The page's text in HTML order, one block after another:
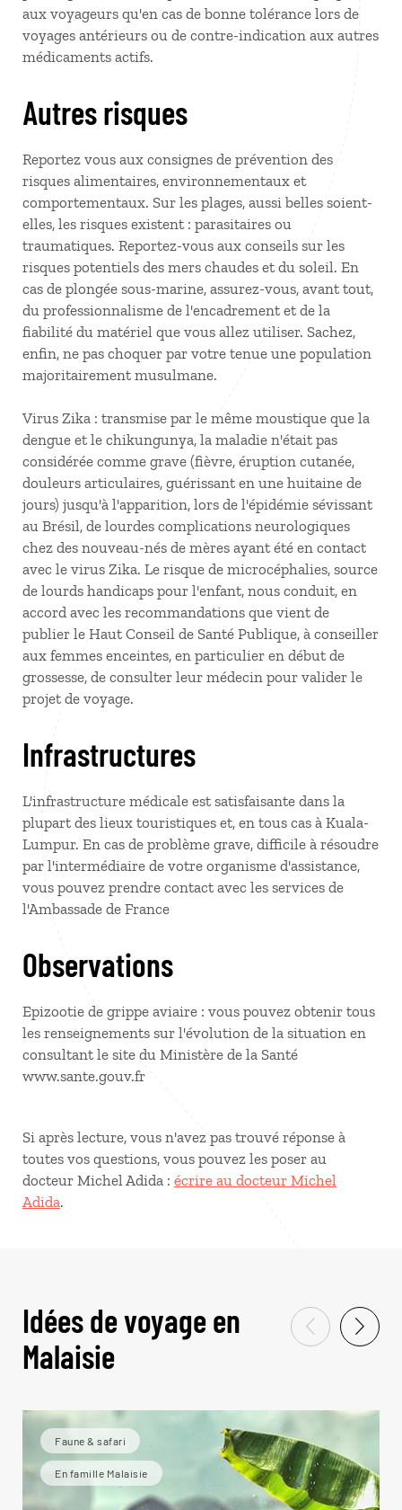
aux voyageurs qu'en cas de bonne tolérance lors de
voyages antérieurs ou de contre-indication aux autres
médicaments actifs.
Autres risques
Reportez vous aux consignes de prévention des
risques alimentaires, environnementaux et
comportementaux. Sur les plages, aussi belles soient-
elles, les risques existent : parasitaires ou
traumatiques. Reportez-vous aux conseils sur les
risques potentiels des mers chaudes et du soleil. En
cas de plongée sous-marine, assurez-vous, avant tout,
du professionnalisme de l'encadrement et de la
fiabilité du matériel que vous allez utiliser. Sachez,
enfin, ne pas choquer par votre tenue une population
majoritairement musulmane.
Virus Zika : transmise par le même moustique que la
dengue et le chikungunya, la maladie n'était pas
considérée comme grave (fièvre, éruption cutanée,
douleurs articulaires, guérissant en une huitaine de
jours) jusqu'à l'apparition, lors de l'épidémie sévissant
au Brésil, de lourdes complications neurologiques
chez des nouveau-nés de mères ayant été en contact
avec le virus Zika. Le risque de microcéphalies, source
de lourds handicaps pour l'enfant, nous conduit, en
accord avec les recommandations que vient de
publier le Haut Conseil de Santé Publique, à conseiller
aux femmes enceintes, en particulier en début de
grossesse, de consulter leur médecin pour valider le
projet de voyage.
Infrastructures
L'infrastructure médicale est satisfaisante dans la
plupart des lieux touristiques et, en tous cas à Kuala-
Lumpur. En cas de problème grave, difficile à résoudre
par l'intermédiaire de votre organisme d'assistance,
vous pouvez prendre contact avec les services de
l'Ambassade de France
Observations
Epizootie de grippe aviaire : vous pouvez obtenir tous
les renseignements sur l'évolution de la situation en
consultant le site du Ministère de la Santé
www.sante.gouv.fr
Si après lecture, vous n'avez pas trouvé réponse à
toutes vos questions, vous pouvez les poser au
docteur Michel Adida : écrire au docteur Michel
Adida.
Idées de voyage en
Malaisie
Faune & safari
En famille Malaisie